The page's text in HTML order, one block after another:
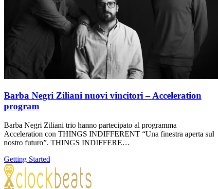
Barba Negri Ziliani nuovi vincitori – Acceleration
program
Barba Negri Ziliani trio hanno partecipato al programma
Acceleration con THINGS INDIFFERENT “Una finestra aperta sul
nostro futuro”. THINGS INDIFFERE…
Getting Started